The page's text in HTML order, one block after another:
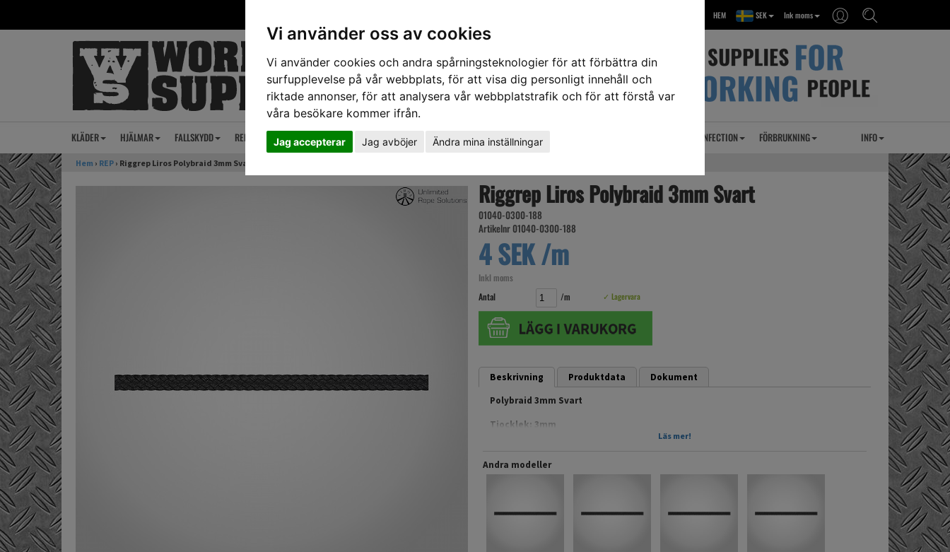
Vi använder oss av cookies
Vi använder cookies och andra spårningsteknologier för att förbättra din
surfupplevelse på vår webbplats, för att visa dig personligt innehåll och
riktade annonser, för att analysera vår webbplatstrafik och för att förstå var
våra besökare kommer ifrån.
Jag accepterar Jag avböjer Ändra mina inställningar
Ink moms
SEK
HEM
KLÄDER HJÄLMAR FALLSKYDD REP ANSIKTSSKYDD HÖRSELSKYDD HANDSKAR SKOR VERKTYG UVC DESINFECTION FÖRBRUKNING INFO
Hem › REP › Riggrep Liros Polybraid 3mm Svart
Riggrep Liros Polybraid 3mm Svart
01040-0300-188
Artikelnr 01040-0300-188
4 SEK /m
Inkl moms
Antal
/m ✓ Lagervara
Beskrivning Produktdata
Dokument
Polybraid 3mm Svart
Tjocklek: 3mm
Detta rep får EJ användas till klättring eller personfirning.
Läs mer!
Andra modeller